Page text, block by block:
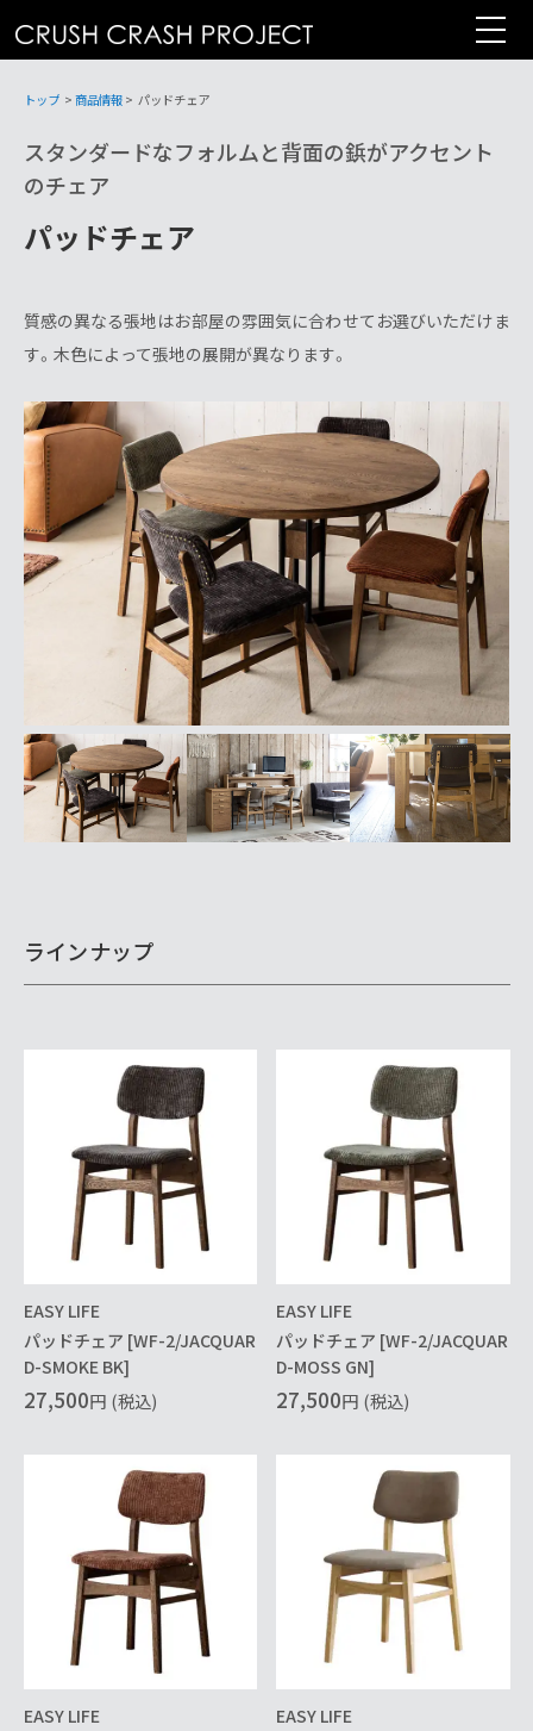
テ
トップ > 商品情報> パッドチェア
スタンダードなフォルムと背面の鋲がアクセント
のチェア
パッドチェア
質感の異なる張地はお部屋の雰囲気に合わせてお選びいただけま
す。木色によって張地の展開が異なります。
ラインナップ
EASY LIFE
パッドチェア [WF-2/JACQUAR
D-SMOKE BK]
27,500円 (税込)
EASY LIFE
パッドチェア [WF-2/JACQUAR
D-MOSS GN]
27,500円 (税込)
EASY LIFE
EASY LIFE